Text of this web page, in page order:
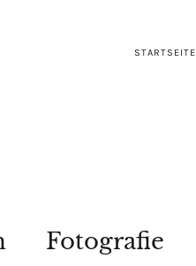
STARTSEITE
Fotografie